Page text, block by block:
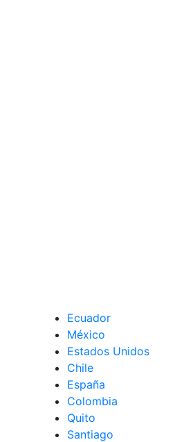
Ecuador
México
Estados Unidos
Chile
España
Colombia
Quito
Santiago